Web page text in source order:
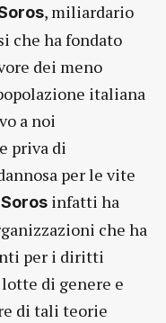
, miliardario
che ha fondato
dei meno
italiana
a noi
priva di
per le vite
Soros infatti ha
che ha
per i diritti
di genere e
di tali teorie